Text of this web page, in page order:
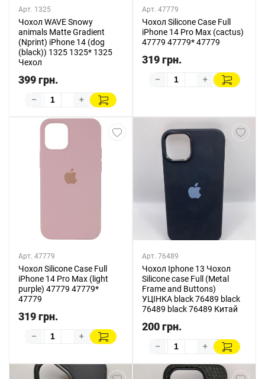
Арт. 1325
Чохол WAVE Snowy
animals Matte Gradient
(Nprint) iPhone 14 (dog
(black)) 1325 1325* 1325
Чехол
399 грн.
– +
Арт. 47779
Чохол Silicone Case Full
iPhone 14 Pro Max (cactus)
47779 47779* 47779
319 грн.
– +
Арт. 47779
Чохол Silicone Case Full
iPhone 14 Pro Max (light
purple) 47779 47779*
47779
319 грн.
– +
Арт. 76489
Чохол Iphone 13 Чохол
Silicone case Full (Metal
Frame and Buttons)
УЦІНКА black 76489 black
76489 black 76489 Китай
200 грн.
– +